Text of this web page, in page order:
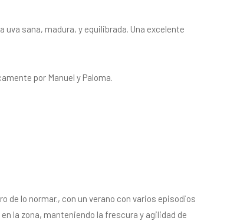
sana, madura, y equilibrada. Una excelente
por Manuel y Paloma.
de lo normar., con un verano con varios episodios
la zona, manteniendo la frescura y agilidad de